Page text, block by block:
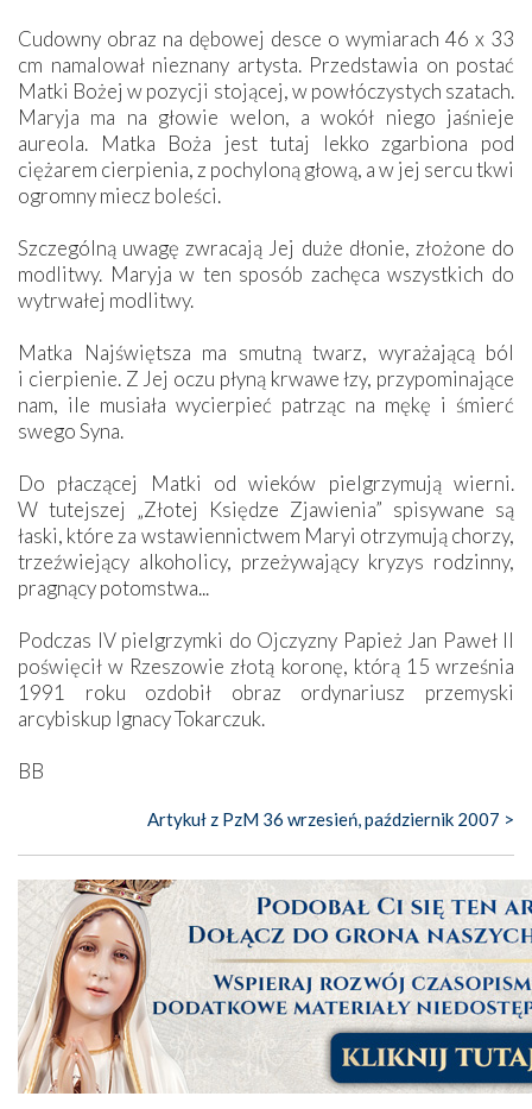
Cudowny obraz na dębowej desce o wymiarach 46 x 33
cm namalował nieznany artysta. Przedstawia on postać
Matki Bożej w pozycji stojącej, w powłóczystych szatach.
Maryja ma na głowie welon, a wokół niego jaśnieje
aureola. Matka Boża jest tutaj lekko zgarbiona pod
ciężarem cierpienia, z pochyloną głową, a w jej sercu tkwi
ogromny miecz boleści.
Szczególną uwagę zwracają Jej duże dłonie, złożone do
modlitwy. Maryja w ten sposób zachęca wszystkich do
wytrwałej modlitwy.
Matka Najświętsza ma smutną twarz, wyrażającą ból
i cierpienie. Z Jej oczu płyną krwawe łzy, przypominające
nam, ile musiała wycierpieć patrząc na mękę i śmierć
swego Syna.
Do płaczącej Matki od wieków pielgrzymują wierni.
W tutejszej „Złotej Księdze Zjawienia” spisywane są
łaski, które za wstawiennictwem Maryi otrzymują chorzy,
trzeźwiejący alkoholicy, przeżywający kryzys rodzinny,
pragnący potomstwa...
Podczas IV pielgrzymki do Ojczyzny Papież Jan Paweł II
poświęcił w Rzeszowie złotą koronę, którą 15 września
1991 roku ozdobił obraz ordynariusz przemyski
arcybiskup Ignacy Tokarczuk.
BB
Artykuł z PzM 36 wrzesień, październik 2007 >